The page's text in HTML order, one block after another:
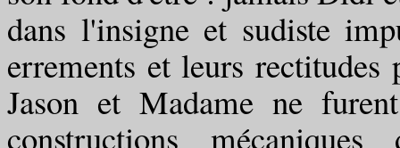
dans l'insigne et sudiste
errements et leurs rectitudes
Jason et Madame ne
constructions